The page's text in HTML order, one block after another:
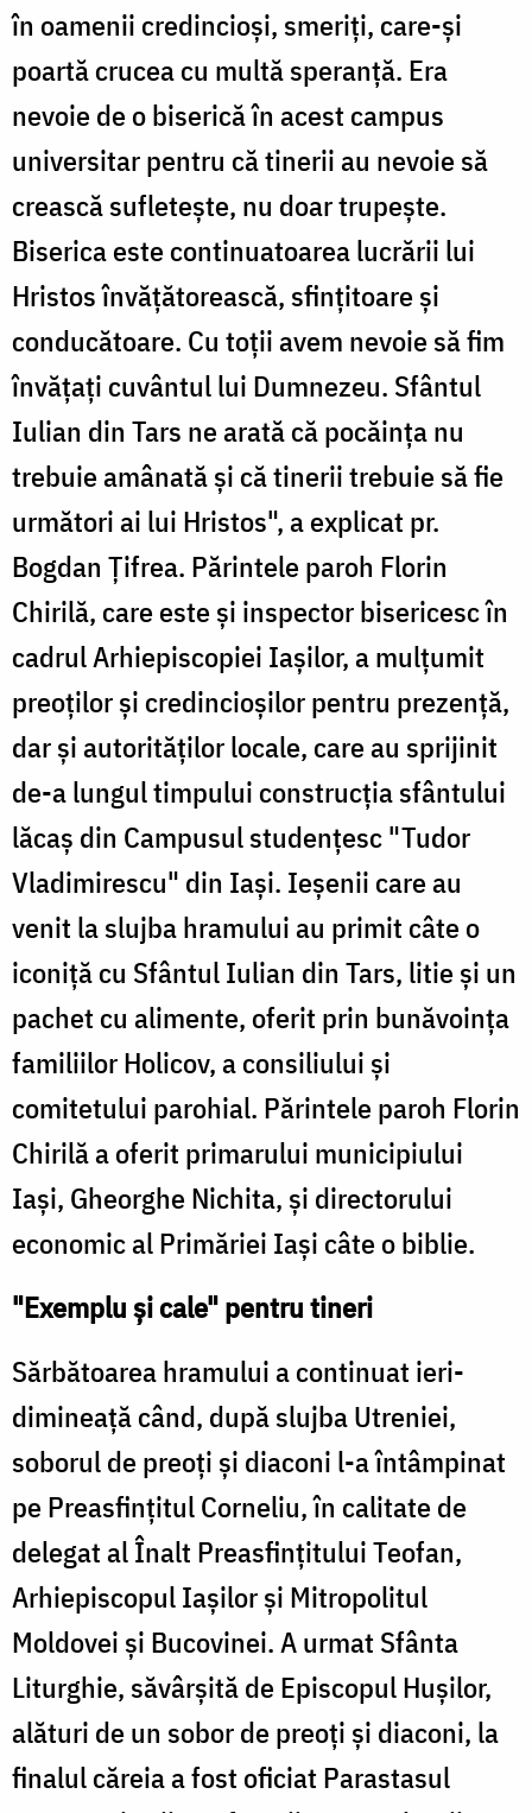
în oamenii credincioşi, smeriţi, care-şi
poartă crucea cu multă speranţă. Era
nevoie de o biserică în acest campus
universitar pentru că tinerii au nevoie să
crească sufleteşte, nu doar trupeşte.
Biserica este continuatoarea lucrării lui
Hristos învăţătorească, sfinţitoare şi
conducătoare. Cu toţii avem nevoie să fim
învăţaţi cuvântul lui Dumnezeu. Sfântul
Iulian din Tars ne arată că pocăinţa nu
trebuie amânată şi că tinerii trebuie să fie
următori ai lui Hristos", a explicat pr.
Bogdan Ţifrea. Părintele paroh Florin
Chirilă, care este şi inspector bisericesc în
cadrul Arhiepiscopiei Iaşilor, a mulţumit
preoţilor şi credincioşilor pentru prezenţă,
dar şi autorităţilor locale, care au sprijinit
de-a lungul timpului construcţia sfântului
lăcaş din Campusul studenţesc "Tudor
Vladimirescu" din Iaşi. Ieşenii care au
venit la slujba hramului au primit câte o
iconiţă cu Sfântul Iulian din Tars, litie şi un
pachet cu alimente, oferit prin bunăvoinţa
familiilor Holicov, a consiliului şi
comitetului parohial. Părintele paroh Florin
Chirilă a oferit primarului municipiului
Iaşi, Gheorghe Nichita, şi directorului
economic al Primăriei Iaşi câte o biblie.
"Exemplu şi cale" pentru tineri
Sărbătoarea hramului a continuat ieri-
dimineaţă când, după slujba Utreniei,
soborul de preoţi şi diaconi l-a întâmpinat
pe Preasfinţitul Corneliu, în calitate de
delegat al Înalt Preasfinţitului Teofan,
Arhiepiscopul Iaşilor şi Mitropolitul
Moldovei şi Bucovinei. A urmat Sfânta
Liturghie, săvârşită de Episcopul Huşilor,
alături de un sobor de preoţi şi diaconi, la
finalul căreia a fost oficiat Parastasul